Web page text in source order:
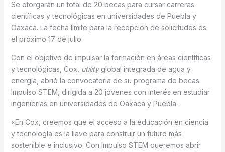
Se otorgarán un total de 20 becas para cursar carreras
científicas y tecnológicas en universidades de Puebla y
Oaxaca. La fecha límite para la recepción de solicitudes es
el próximo 17 de julio
Con el objetivo de impulsar la formación en áreas científicas
y tecnológicas, Cox, utility global integrada de agua y
energía, abrió la convocatoria de su programa de becas
Impulso STEM, dirigida a 20 jóvenes con interés en estudiar
ingenierías en universidades de Oaxaca y Puebla.
«En Cox, creemos que el acceso a la educación en ciencia
y tecnología es la llave para construir un futuro más
sostenible e inclusivo. Con Impulso STEM queremos abrir